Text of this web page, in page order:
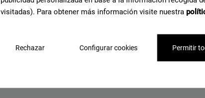
Torna
visitadas). Para obtener más información visite nuestra
Rechazar Configurar cookies Permitir